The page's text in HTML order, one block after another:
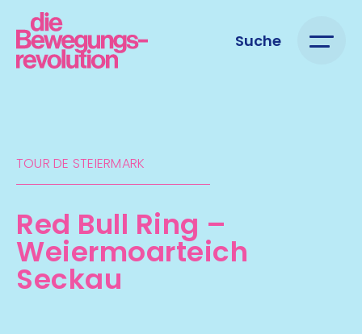
Suche
TOUR DE STEIERMARK​
Red Bull Ring –
Weiermoar­teich
Seckau